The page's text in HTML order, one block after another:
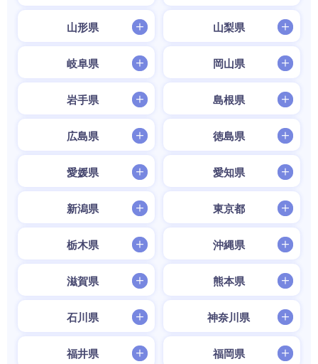
山形県 山梨県
岐阜県 岡山県
岩手県 島根県
広島県 徳島県
愛媛県 愛知県
新潟県 東京都
栃木県 沖縄県
滋賀県 熊本県
石川県 神奈川県
福井県 福岡県